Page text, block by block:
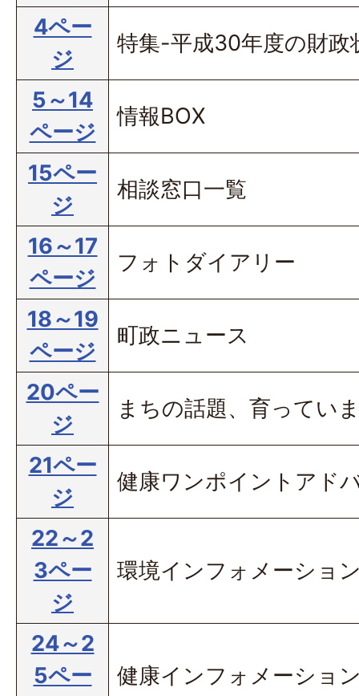
4ペー
ジ
特集-平成30年度の財政
5～14
ページ
情報BOX
15ペー
ジ
相談窓口一覧
16～17
ページ
フォトダイアリー
18～19
ページ
町政ニュース
20ペー
ジ
まちの話題、育ってい
21ペー
ジ
健康ワンポイントアド
22～2
3ペー
ジ
環境インフォメーショ
24～2
5ペー
健康インフォメーショ